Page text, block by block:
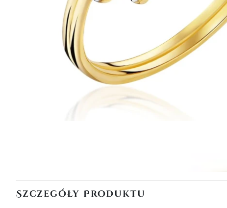
Szczegóły Produktu